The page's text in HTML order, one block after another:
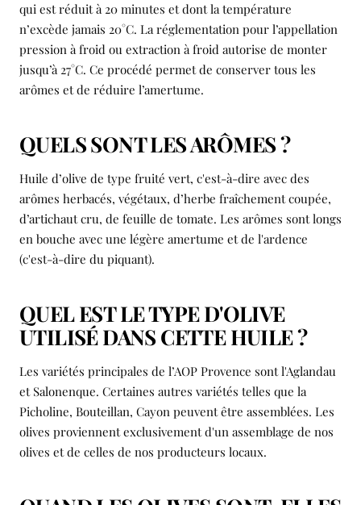
qui est réduit à 20 minutes et dont la température
n’excède jamais 20°C. La réglementation pour l’appellation
pression à froid ou extraction à froid autorise de monter
jusqu’à 27°C. Ce procédé permet de conserver tous les
arômes et de réduire l’amertume.
QUELS SONT LES ARÔMES ?
Huile d’olive de type fruité vert, c'est-à-dire avec des
arômes herbacés, végétaux, d’herbe fraîchement coupée,
d’artichaut cru, de feuille de tomate. Les arômes sont longs
en bouche avec une légère amertume et de l'ardence
(c'est-à-dire du piquant).
QUEL EST LE TYPE D'OLIVE
UTILISÉ DANS CETTE HUILE ?
Les variétés principales de l’AOP Provence sont l'Aglandau
et Salonenque. Certaines autres variétés telles que la
Picholine, Bouteillan, Cayon peuvent être assemblées. Les
olives proviennent exclusivement d'un assemblage de nos
olives et de celles de nos producteurs locaux.